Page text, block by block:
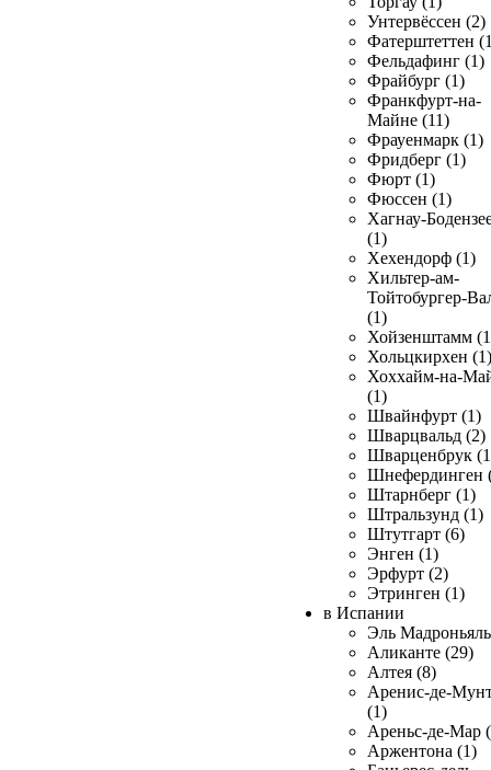
Унтервёссен (2)
Фатерштеттен
Фельдафинг (1)
Фрайбург (1)
Франкфурт-на-
Майне (11)
Фрауенмарк (1)
Фридберг (1)
Фюрт (1)
Фюссен (1)
Хагнау-
(1)
Хехендорф (1)
Хильтер-ам-
Тойтобургер-
(1)
Хойзенштамм
Хольцкирхен (1)
Хоххайм-на-
(1)
Швайнфурт (1)
Шварцвальд (2)
Шварценбрук
Шнефердинген
Штарнберг (1)
Штральзунд (1)
Штутгарт (6)
Энген (1)
Эрфурт (2)
Этринген (1)
в Испании
Эль
Аликанте (29)
Алтея (8)
Аренис-де-
(1)
Ареньс-де-Мар
Аржентона (1)